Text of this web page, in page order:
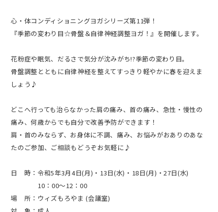
心・体コンディショニングヨガシリーズ第11弾！
『季節の変わり目☆骨盤＆自律神経調整ヨガ！』を開催します。
花粉症や眠気、だるさで気分が沈みがち!?季節の変わり目。
骨盤調整とともに自律神経を整えてすっきり軽やかに春を迎えま
しょう♪
どこへ行っても治らなかった肩の痛み、首の痛み、急性・慢性の
痛み、何歳からでも自分で改善予防ができます！
肩・首のみならず、お身体に不調、痛み、お悩みがおありのあな
たのご参加、ご相談もどうぞお気軽に♪
日 時：令和5年3月4日(月)・13日(水)・18日(月)・27日(水)
10：00～12：00
場 所：ウィズもろやま (会議室)